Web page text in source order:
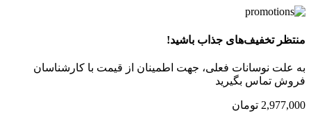
منتظر تخفیف‌های جذاب باشید!
به علت نوسانات فعلی، جهت اطمینان از قیمت با کارشناسان
فروش تماس بگیرید
2,977,000 تومان